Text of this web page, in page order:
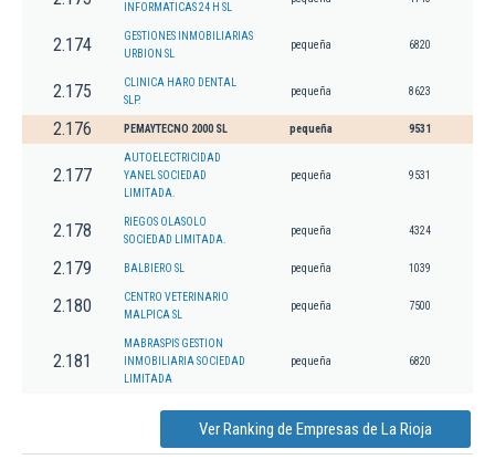
INFORMATICAS 24 H SL
2.174
GESTIONES INMOBILIARIAS
URBION SL
pequeña 6820
2.175
CLINICA HARO DENTAL
SLP.
pequeña 8623
2.176 PEMAYTECNO 2000 SL pequeña 9531
2.177
AUTOELECTRICIDAD
YANEL SOCIEDAD
LIMITADA.
pequeña 9531
2.178
RIEGOS OLASOLO
SOCIEDAD LIMITADA.
pequeña 4324
2.179 BALBIERO SL pequeña 1039
2.180
CENTRO VETERINARIO
MALPICA SL
pequeña 7500
2.181
MABRASPIS GESTION
INMOBILIARIA SOCIEDAD
LIMITADA
pequeña 6820
Ver Ranking de Empresas de La Rioja